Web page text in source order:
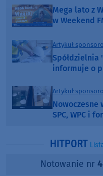
Mega lato z
w Weekend
Artykuł
Spółdzielnia
informuje o
Artykuł
Nowoczesne
SPC, WPC i
HITPORT
Notowanie nr